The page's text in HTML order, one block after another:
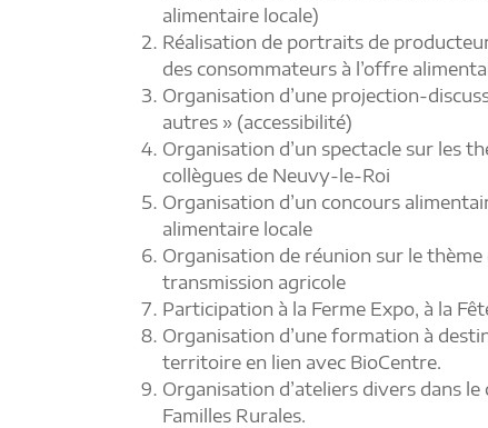
alimentaire locale)
Réalisation de portraits de
des consommateurs à l’offre
Organisation d’une projection-
autres » (accessibilité)
Organisation d’un spectacle sur les
collègues de Neuvy-le-Roi
Organisation d’un concours
alimentaire locale
Organisation de réunion sur le
transmission agricole
Participation à la Ferme Expo, à la
Organisation d’une formation à
territoire en lien avec BioCentre.
Organisation d’ateliers divers dans
Familles Rurales.